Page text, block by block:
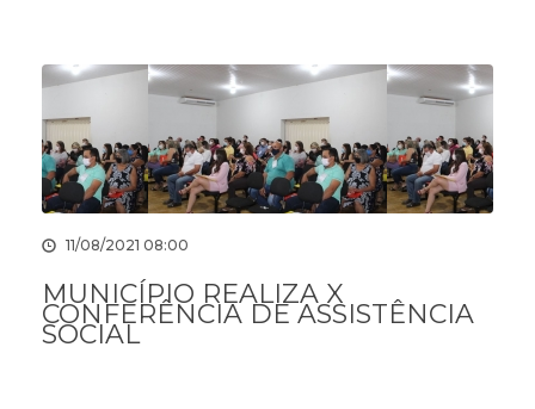
11/08/2021 08:00
MUNICÍPIO REALIZA X
CONFERÊNCIA DE ASSISTÊNCIA
SOCIAL